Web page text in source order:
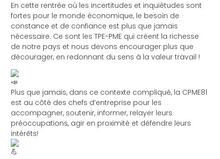
En cette rentrée où les incertitudes et inquiétudes sont
fortes pour le monde économique, le besoin de
constance et de confiance est plus que jamais
nécessaire. Ce sont les TPE-PME qui créent la richesse
de notre pays et nous devons encourager plus que
décourager, en redonnant du sens à la valeur travail !
Plus que jamais, dans ce contexte compliqué, la CPME81
est au côté des chefs d’entreprise pour les
accompagner, soutenir, informer, relayer leurs
préoccupations, agir en proximité et défendre leurs
intérêts!